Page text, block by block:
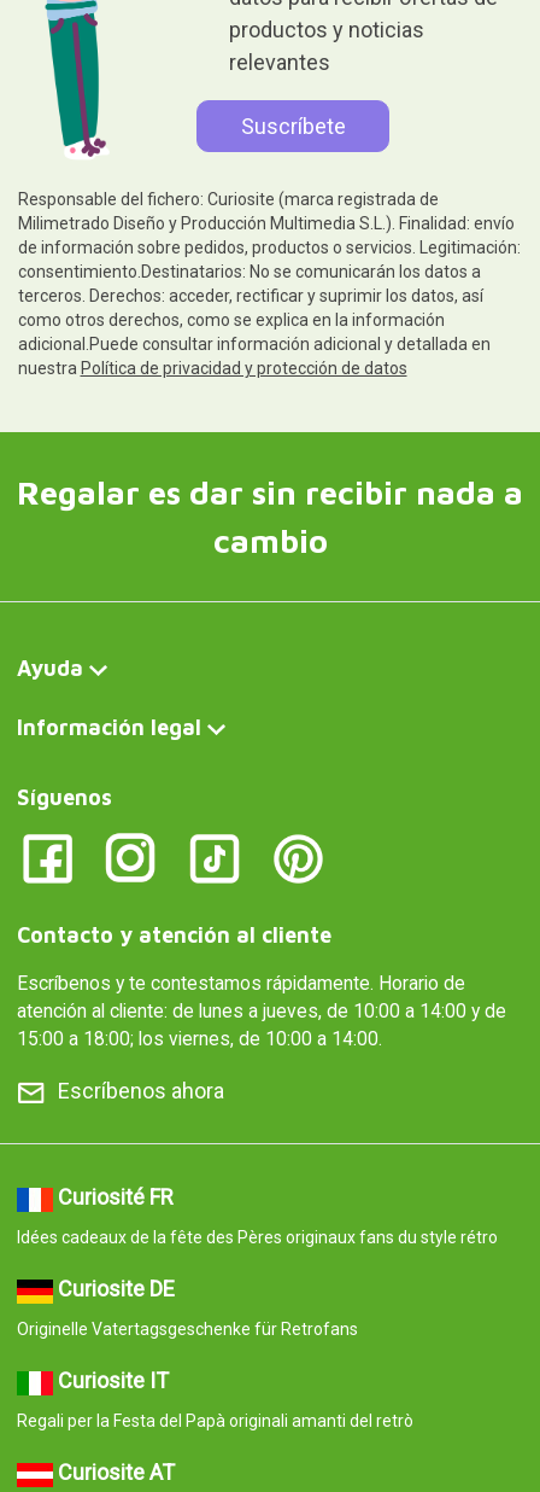
productos y noticias
relevantes
Responsable del fichero: Curiosite (marca registrada de
Milimetrado Diseño y Producción Multimedia S.L.). Finalidad: envío
de información sobre pedidos, productos o servicios. Legitimación:
consentimiento.Destinatarios: No se comunicarán los datos a
terceros. Derechos: acceder, rectificar y suprimir los datos, así
como otros derechos, como se explica en la información
adicional.Puede consultar información adicional y detallada en
nuestra Política de privacidad y protección de datos
Regalar es dar sin recibir nada a
cambio
Ayuda
Información legal
Síguenos
Contacto y atención al cliente
Escríbenos y te contestamos rápidamente. Horario de
atención al cliente: de lunes a jueves, de 10:00 a 14:00 y de
15:00 a 18:00; los viernes, de 10:00 a 14:00.
Escríbenos ahora
Curiosité FR
Idées cadeaux de la fête des Pères originaux fans du style rétro
Curiosite DE
Originelle Vatertagsgeschenke für Retrofans
Curiosite IT
Regali per la Festa del Papà originali amanti del retrò
Curiosite AT